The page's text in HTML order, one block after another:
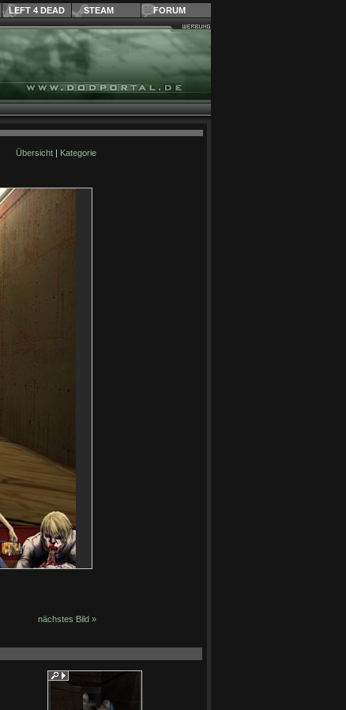
LEFT 4 DEAD STEAM FORUM
Übersicht| Kategorie
nächstes Bild »